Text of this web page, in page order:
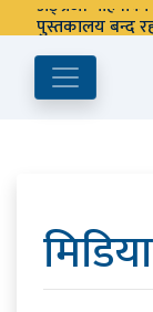
अङ्ग्रेजी महिनाको
पुस्तकालय बन्द